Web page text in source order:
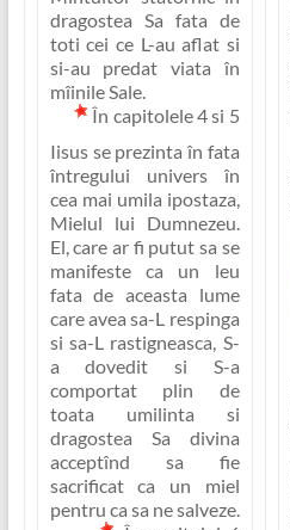
dragostea Sa fata de
toti cei ce L-au aflat si
si-au predat viata în
mîinile Sale.
În capitolele 4 si 5
Iisus se prezinta în fata
întregului univers în
cea mai umila ipostaza,
Mielul lui Dumnezeu.
El, care ar fi putut sa se
manifeste ca un leu
fata de aceasta lume
care avea sa-L respinga
si sa-L rastigneasca, S-
a dovedit si S-a
comportat plin de
toata umilinta si
dragostea Sa divina
acceptînd sa fie
sacrificat ca un miel
pentru ca sa ne salveze.